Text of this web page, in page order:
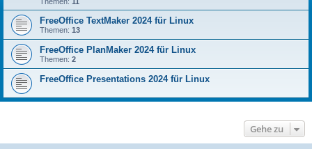
FreeOffice TextMaker 2024 für Linux
Themen: 13
FreeOffice PlanMaker 2024 für Linux
Themen: 2
FreeOffice Presentations 2024 für Linux
Gehe zu